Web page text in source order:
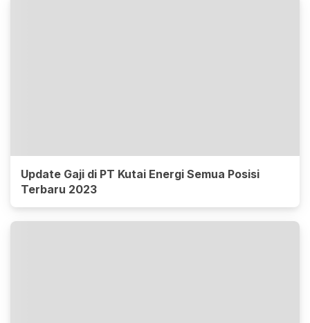
Update Gaji di PT Kutai Energi Semua Posisi
Terbaru 2023